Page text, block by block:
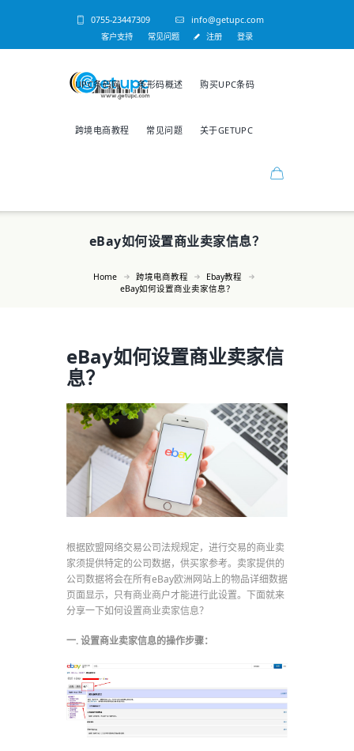
0755-23447309 info@getupc.com
客户支持 常见问题 注册 登录
UPC条码网 条形码概述 购买UPC条码
跨境电商教程 常见问题 关于GETUPC
eBay如何设置商业卖家信息？
Home 跨境电商教程
Ebay教程
eBay如何设置商业卖家信息？
eBay如何设置商业卖家信
息？
根据欧盟网络交易公司法规规定，进行交易的商业卖
家须提供特定的公司数据，供买家参考。卖家提供的
公司数据将会在所有eBay欧洲网站上的物品详细数据
页面显示，只有商业商户才能进行此设置。下面就来
分享一下如何设置商业卖家信息？
一. 设置商业卖家信息的操作步骤：